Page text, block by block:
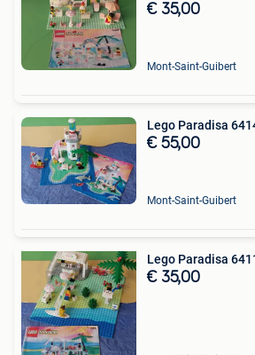
€ 35,00
Mont-Saint-Guibert
Lego Paradisa
€ 55,00
Mont-Saint-Guibert
Lego Paradisa
€ 35,00